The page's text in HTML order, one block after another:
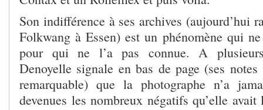
Son indifférence à ses archives (aujourd’hui
Folkwang à Essen) est un phénomène qui
pour qui ne l’a pas connue. A
Denoyelle signale en bas de page (ses
remarquable) que la photographe n’a
devenues les nombreux négatifs qu’elle avait